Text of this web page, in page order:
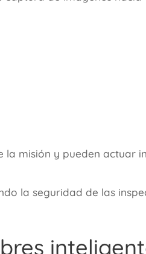
la misión y pueden actuar
la seguridad de las